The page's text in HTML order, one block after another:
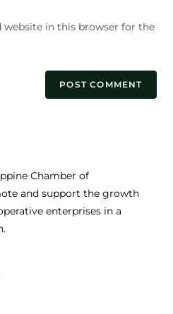
website in this browser for the
Chamber of
and support the growth
enterprises in a